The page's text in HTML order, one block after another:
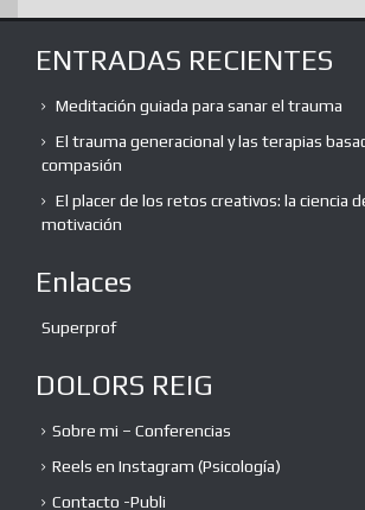
ENTRADAS RECIENTES
Meditación guiada para sanar el trauma
El trauma generacional y las terapias
compasión
El placer de los retos creativos: la ciencia
motivación
Enlaces
Superprof
DOLORS REIG
Sobre mi – Conferencias
Reels en Instagram (Psicología)
Contacto -Publi